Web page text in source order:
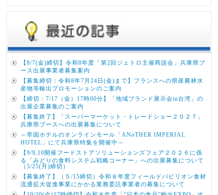
【8/7(金)締切】令和8年度「第2回ジェトロ主催商談会」兵庫県ブ
ース出展事業者募集案内
【募集締切：令和8年7月24日(金)まで】フランスへの県産農林水
産物等輸出プロモーションのご案内
【締切：7/17（金）17時00分】「地域ブランド展示会in台湾」の
出展企業募集のご案内
【募集終了】「スーパーマーケット・トレードショー２０２７」
兵庫県ブースへの出展募集について
～帝国ホテルのオンラインモール「ANoTHER IMPERIAL
HOTEL」にて兵庫県特集を開催中～
【9/9,10開催フードストアソリューションズフェア２０２６に係
る「みどりの食料システム戦略コーナー」への出展募集について
（5/25(月)締切）
【募集終了】（５/15締切）令和８年度フィールドパビリオン食材
流通拡大促進事業にかかる業務委託事業者の募集について